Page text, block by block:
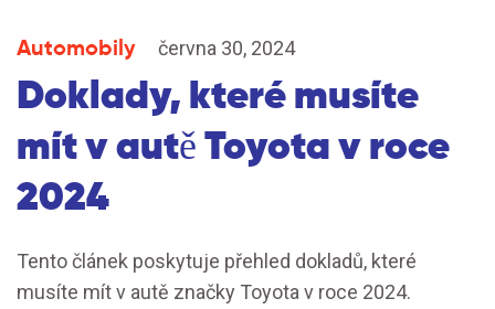
Automobily června 30, 2024
Doklady, které musíte
mít v autě Toyota v roce
2024
Tento článek poskytuje přehled dokladů, které
musíte mít v autě značky Toyota v roce 2024.